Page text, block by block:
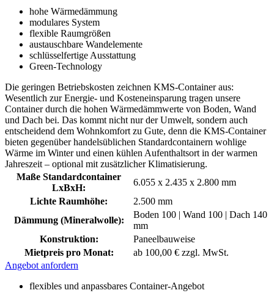
hohe Wärmedämmung
modulares System
flexible Raumgrößen
austauschbare Wandelemente
schlüsselfertige Ausstattung
Green-Technology
Die geringen Betriebskosten zeichnen KMS-Container aus:
Wesentlich zur Energie- und Kosteneinsparung tragen unsere
Container durch die hohen Wärmedämmwerte von Boden, Wand
und Dach bei. Das kommt nicht nur der Umwelt, sondern auch
entscheidend dem Wohnkomfort zu Gute, denn die KMS-Container
bieten gegenüber handelsüblichen Standardcontainern wohlige
Wärme im Winter und einen kühlen Aufenthaltsort in der warmen
Jahreszeit – optional mit zusätzlicher Klimatisierung.
Maße Standardcontainer
LxBxH:
6.055 x 2.435 x 2.800 mm
Lichte Raumhöhe:
2.500 mm
Dämmung (Mineralwolle):
Boden 100 | Wand 100 | Dach 140
mm
Konstruktion:
Paneelbauweise
Mietpreis pro Monat:
ab 100,00 € zzgl. MwSt.
Angebot anfordern
flexibles und anpassbares Container-Angebot